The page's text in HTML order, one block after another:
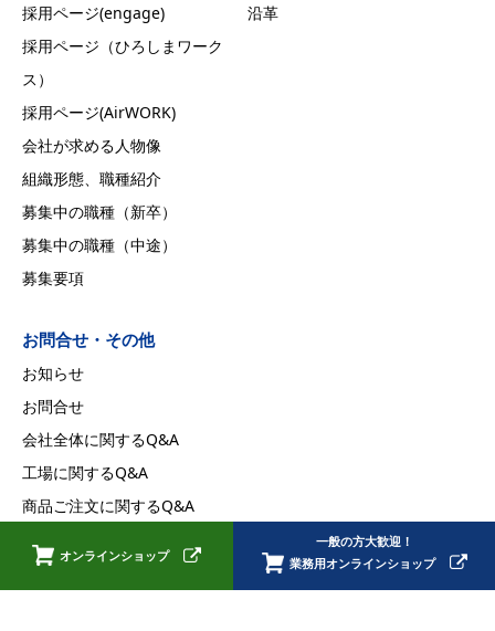
オンラインショップ
一般の方大歓迎！
業務用オンラインショップ
採用ページ(engage)
採用ページ（ひろしまワーク
ス）
採用ページ(AirWORK)
会社が求める人物像
組織形態、職種紹介
募集中の職種（新卒）
募集中の職種（中途）
募集要項
沿革
お問合せ・その他
お知らせ
お問合せ
会社全体に関するQ&A
工場に関するQ&A
商品ご注文に関するQ&A
プライバシーポリシー